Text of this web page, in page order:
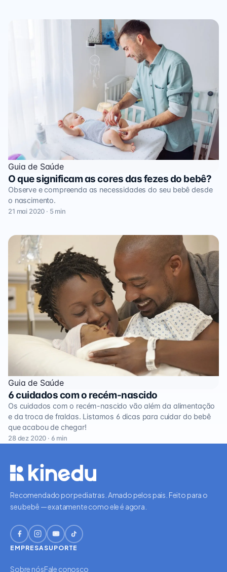
Guia de Saúde
O que significam as cores das fezes do bebê?
Observe e compreenda as necessidades do seu bebê desde
o nascimento.
21 mai 2020 · 5 min
Guia de Saúde
6 cuidados com o recém-nascido
Os cuidados com o recém-nascido vão além da alimentação
e da troca de fraldas. Listamos 6 dicas para cuidar do bebê
que acabou de chegar!
28 dez 2020 · 6 min
Recomendado por pediatras. Amado pelos pais. Feito para o
seu bebê — exatamente como ele é agora.
EMPRESA
Sobre nós
SUPORTE
Fale conosco